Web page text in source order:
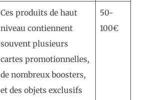
Ces produits de haut
niveau contiennent
souvent plusieurs
cartes promotionnelles,
de nombreux boosters,
et des objets exclusifs
50-
100€